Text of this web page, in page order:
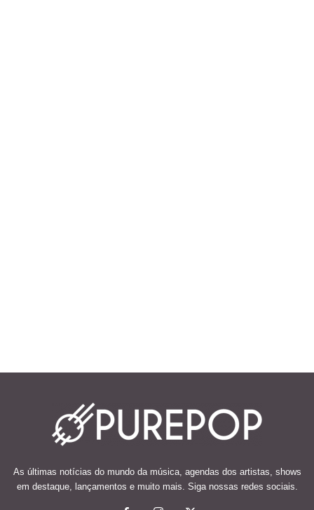
As últimas notícias do mundo da música, agendas dos artistas, shows
em destaque, lançamentos e muito mais. Siga nossas redes sociais.